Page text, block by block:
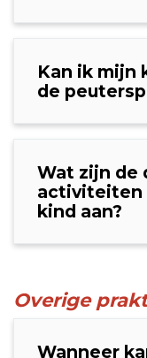
Kan ik mijn
de
Wat zijn de
activiteiten
kind aan?
Overige
Wanneer